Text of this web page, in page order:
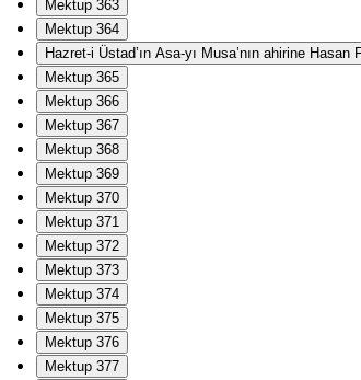
Mektup 363
Mektup 364
Hazret-i Üstad’ın Asa-yı Musa’nın ahirine
Mektup 365
Mektup 366
Mektup 367
Mektup 368
Mektup 369
Mektup 370
Mektup 371
Mektup 372
Mektup 373
Mektup 374
Mektup 375
Mektup 376
Mektup 377